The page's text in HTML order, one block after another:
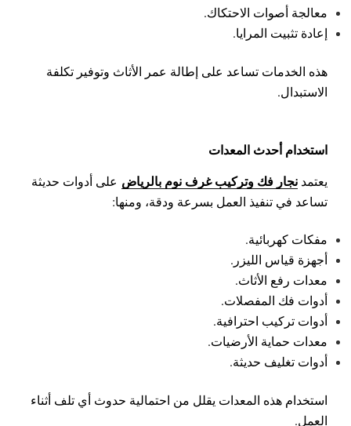
معالجة أصوات الاحتكاك.
إعادة تثبيت المرايا.
هذه الخدمات تساعد على إطالة عمر الأثاث وتوفير تكلفة
الاستبدال.
استخدام أحدث المعدات
يعتمد نجار فك وتركيب غرف نوم بالرياض على أدوات حديثة
تساعد في تنفيذ العمل بسرعة ودقة، ومنها:
مفكات كهربائية.
أجهزة قياس الليزر.
معدات رفع الأثاث.
أدوات فك المفصلات.
أدوات تركيب احترافية.
معدات حماية الأرضيات.
أدوات تغليف حديثة.
استخدام هذه المعدات يقلل من احتمالية حدوث أي تلف أثناء
العمل.